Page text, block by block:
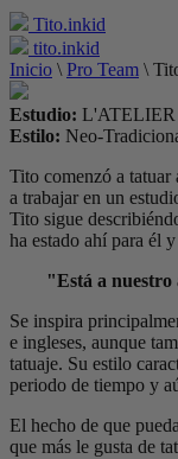
Tito.inkid
tito.inkid
Inicio \ Pro Team \
Estudio:
Estilo: Neo-
Tito comenzó a tatuar
a trabajar en un
Tito sigue
ha estado ahí para él
"Está a
Se inspira
e ingleses, aunque
tatuaje. Su estilo
periodo de tiempo y
El hecho de que
que más le gusta de